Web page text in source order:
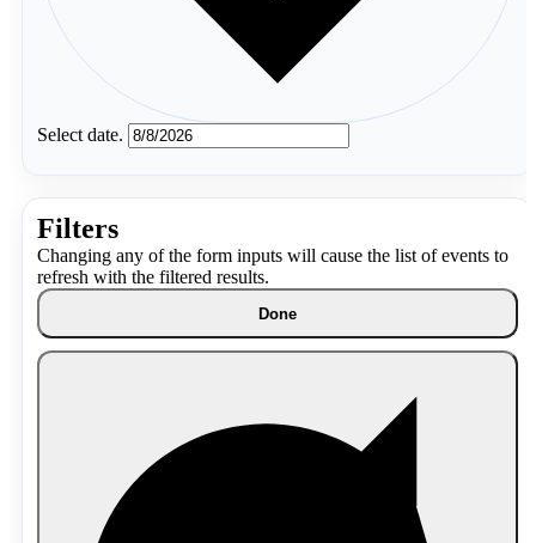
Select date.
Filters
Changing any of the form inputs will cause the list of events to
refresh with the filtered results.
Done